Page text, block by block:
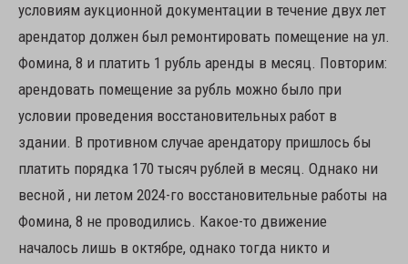
условиям аукционной документации в течение двух лет
арендатор должен был ремонтировать помещение на ул.
Фомина, 8 и платить 1 рубль аренды в месяц. Повторим:
арендовать помещение за рубль можно было при
условии проведения восстановительных работ в
здании. В противном случае арендатору пришлось бы
платить порядка 170 тысяч рублей в месяц. Однако ни
весной , ни летом 2024-го восстановительные работы на
Фомина, 8 не проводились. Какое-то движение
началось лишь в октябре, однако тогда никто и